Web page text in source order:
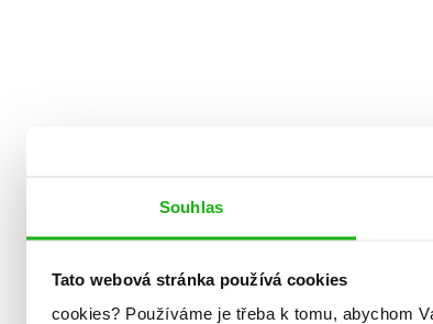
Souhlas
Tato webová stránka používá cookies
cookies? Používáme je třeba k tomu, abychom